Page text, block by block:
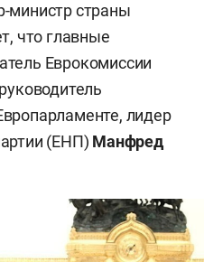
министр страны
что главные
Еврокомиссии
лидер
(ЕНП) Манфред